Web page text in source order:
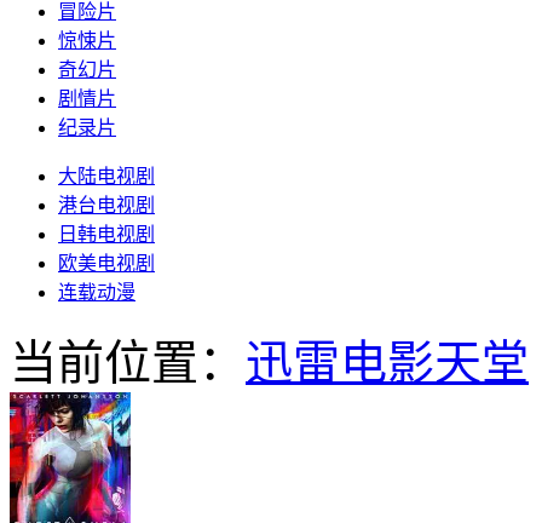
冒险片
惊悚片
奇幻片
剧情片
纪录片
大陆电视剧
港台电视剧
日韩电视剧
欧美电视剧
连载动漫
当前位置： 迅雷电影天堂